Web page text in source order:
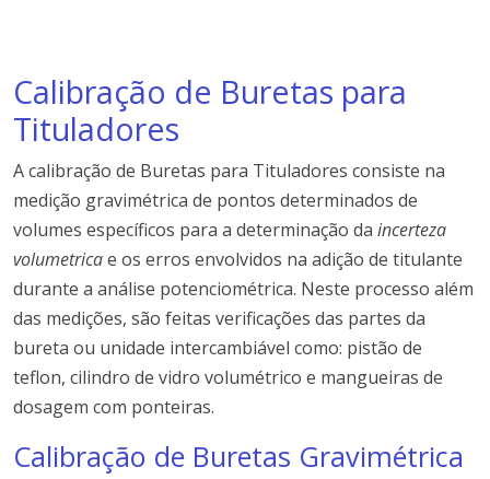
Calibração de Buretas para
Tituladores
A calibração de Buretas para Tituladores consiste na
medição gravimétrica de pontos determinados de
volumes específicos para a determinação da incerteza
volumetricae os erros envolvidos na adição de titulante
durante a análise potenciométrica. Neste processo além
das medições, são feitas verificações das partes da
bureta ou unidade intercambiável como: pistão de
teflon, cilindro de vidro volumétrico e mangueiras de
dosagem com ponteiras.
Calibração de Buretas Gravimétrica